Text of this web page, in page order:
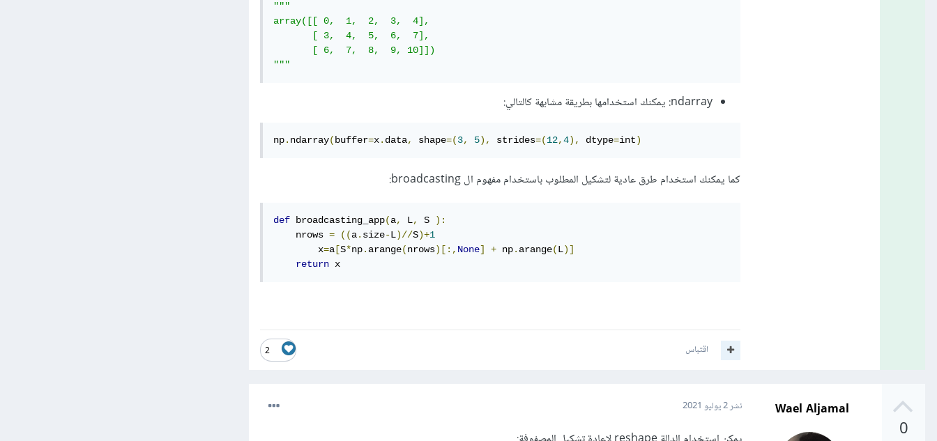
"""
array([[ 0,  1,  2,  3,  4],
       [ 3,  4,  5,  6,  7],
       [ 6,  7,  8,  9, 10]])
"""
ndarray: يمكنك استخدامها بطريقة مشابهة كالتالي:
np. ndarray( buffer=x. data, shape=(3, 5), strides=(12,4), dtype=int)
كما يمكنك استخدام طرق عادية لتشكيل المطلوب باستخدام مفهوم ال broadcasting:
def broadcasting_app(a, L, S
):
    nrows
= ((a. size-L)//S)+1
	x
=a [S*np. arange(nrows)[:, None] + np. arange(L)]
return x
2 اقتباس
0
Wael Aljamal نشر2 يوليو 2021